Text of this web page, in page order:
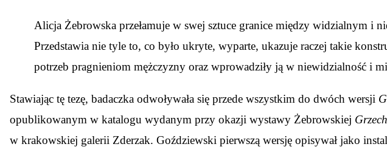
Alicja Żebrowska przełamuje w swej sztuce granice między widzialnym i
Przedstawia nie tyle to, co było ukryte, wyparte, ukazuje raczej takie
potrzeb pragnieniom mężczyzny oraz wprowadziły ją w niewidzialność i
Stawiając tę tezę, badaczka odwoływała się przede wszystkim do dwóch wersji
opublikowanym w katalogu wydanym przy okazji wystawy Żebrowskiej
w krakowskiej galerii Zderzak. Goździewski pierwszą wersję opisywał jako